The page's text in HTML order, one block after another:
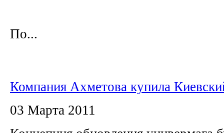
По...
Компания Ахметова купила
03 Марта 2011